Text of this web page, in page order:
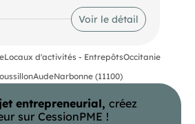
Voir le détail
Locaux d'activités - EntrepôtsOccitanie
AudeNarbonne (11100)
entrepreneurial, créez
sur CessionPME !